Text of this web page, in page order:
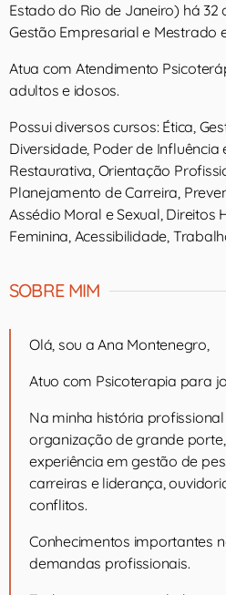
Estado do Rio de Janeiro) há
Gestão Empresarial e Mestrado
Atua com Atendimento
adultos e idosos.
Possui diversos cursos: Ética,
Diversidade, Poder de Influência
Restaurativa, Orientação
Planejamento de Carreira,
Assédio Moral e Sexual, Direitos
Feminina, Acessibilidade,
SOBRE MIM
Olá, sou a Ana Montenegro,
Atuo com Psicoterapia para
Na minha história
organização de grande
experiência em gestão de
carreiras e liderança,
conflitos.
Conhecimentos importantes
demandas profissionais.